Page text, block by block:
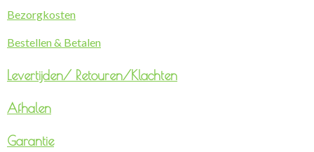
Bezorgkosten
Bestellen & Betalen
Levertijden/ Retouren/Klachten
Afhalen
Garantie